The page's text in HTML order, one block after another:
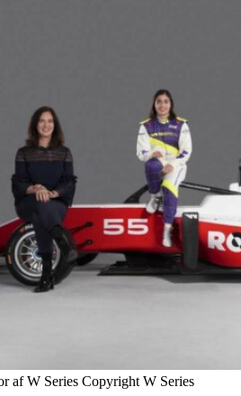
af W Series Copyright W Series